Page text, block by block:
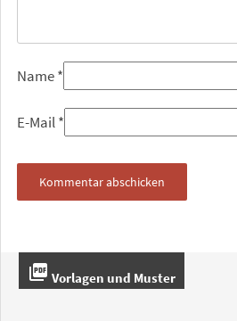
Name*
E-Mail*
picture_as_pdf Vorlagen und Muster